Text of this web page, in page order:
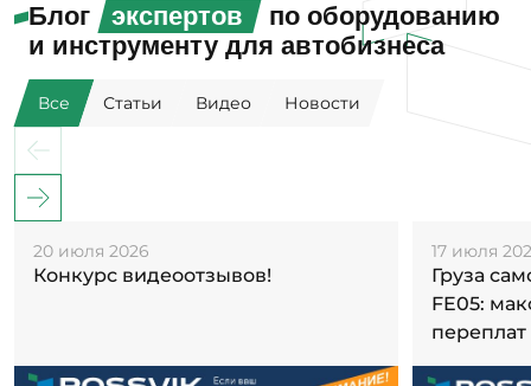
Блог экспертов
по оборудованию
и инструменту для автобизнеса
Все Статьи Видео Новости
20 июля 2026
Конкурс видеоотзывов!
17 июля
Груза
FE05:
переплат